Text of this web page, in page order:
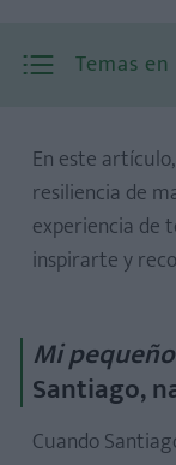
Temas
En este
resiliencia de
experiencia de
inspirarte y
Mi
Santiago,
Cuando